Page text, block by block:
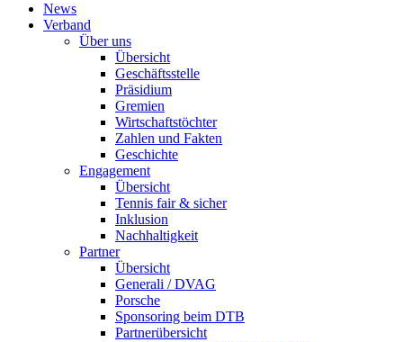
News
Verband
Über uns
Übersicht
Geschäftsstelle
Präsidium
Gremien
Wirtschaftstöchter
Zahlen und Fakten
Geschichte
Engagement
Übersicht
Tennis fair & sicher
Inklusion
Nachhaltigkeit
Partner
Übersicht
Generali / DVAG
Porsche
Sponsoring beim DTB
Partnerübersicht